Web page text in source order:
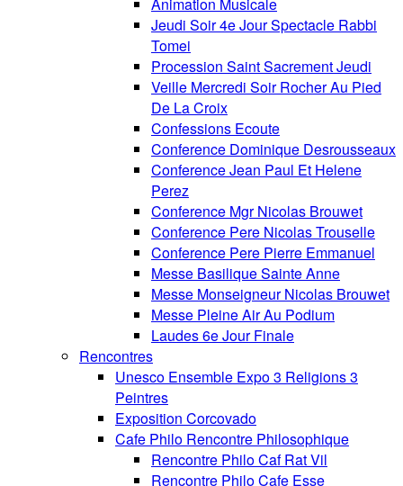
Animation Musicale
Jeudi Soir 4e Jour Spectacle Rabbi
Tomei
Procession Saint Sacrement Jeudi
Veille Mercredi Soir Rocher Au Pied
De La Croix
Confessions Ecoute
Conference Dominique Desrousseaux
Conference Jean Paul Et Helene
Perez
Conference Mgr Nicolas Brouwet
Conference Pere Nicolas Trouselle
Conference Pere Pierre Emmanuel
Messe Basilique Sainte Anne
Messe Monseigneur Nicolas Brouwet
Messe Pleine Air Au Podium
Laudes 6e Jour Finale
Rencontres
Unesco Ensemble Expo 3 Religions 3
Peintres
Exposition Corcovado
Cafe Philo Rencontre Philosophique
Rencontre Philo Caf Rat Vil
Rencontre Philo Cafe Esse